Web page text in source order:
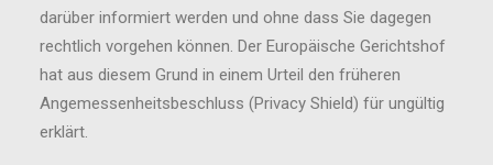
darüber informiert werden und ohne dass Sie dagegen
rechtlich vorgehen können. Der Europäische Gerichtshof
hat aus diesem Grund in einem Urteil den früheren
Angemessenheitsbeschluss (Privacy Shield) für ungültig
erklärt.